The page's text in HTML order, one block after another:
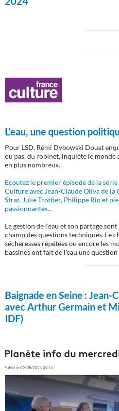
L’eau, une question
Pour LSD, Rémi Dybowski Douat
ou pas, du robinet, inquiète le monde
en plus nombreux.
Ecoutez le premier épisode de la
Culture avec Jean-Claude Oliva de la
Strat, Julie Trottier, Philippe Rio et
passionnantes...
La gestion de l’eau et son partage
champ des questions techniques. Le
sécheresses répétées ou encore les
bassines ont fait de l’eau une
Baignade en Seine : Jean-
avec Arthur Germain et
IDF)